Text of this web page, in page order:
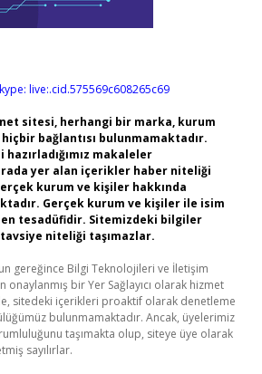
live:.cid.575569c608265c69
sitesi, herhangi bir marka, kurum
bağlantısı bulunmamaktadır.
makaleler
yer alan içerikler haber niteliği
kurum ve kişiler hakkında
Gerçek kurum ve kişiler ile isim
tesadüfidir. Sitemizdeki bilgiler
niteliği taşımazlar.
gereğince Bilgi Teknolojileri ve İletişim
onaylanmış bir Yer Sağlayıcı olarak hizmet
sitedeki içerikleri proaktif olarak denetleme
bulunmamaktadır. Ancak, üyelerimiz
taşımakta olup, siteye üye olarak
sayılırlar.